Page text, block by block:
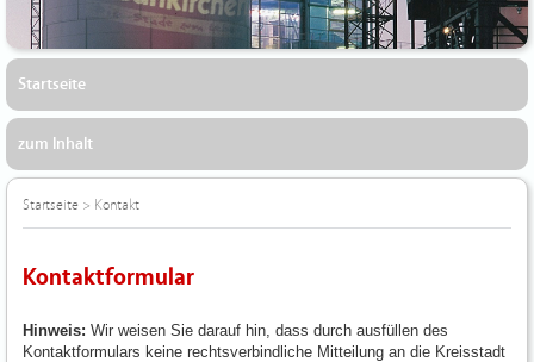
Startseite
zum Inhalt
Startseite > Kontakt
Kontaktformular
Hinweis: Wir weisen Sie darauf hin, dass durch ausfüllen des
Kontaktformulars keine rechtsverbindliche Mitteilung an die Kreisstadt